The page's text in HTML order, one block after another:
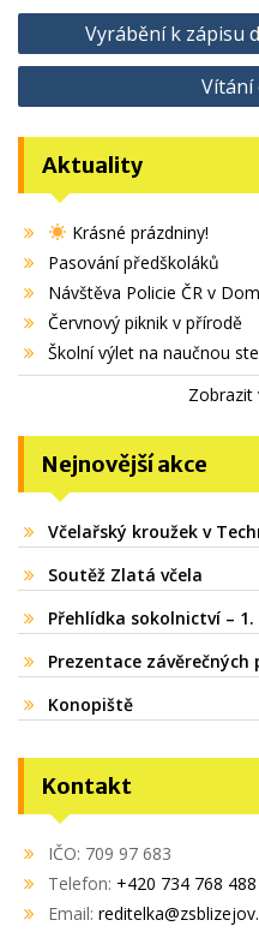
Navigace
pro
Vyrábění k zápisu
Vítání
Aktuality
Krásné prázdniny!
Pasování předškoláků
Návštěva Policie ČR v
Červnový piknik v přírodě
Školní výlet na naučnou
Zobrazit
Nejnovější akce
Včelařský kroužek v
Soutěž Zlatá včela
Přehlídka sokolnictví –
Prezentace závěrečných
Konopiště
Kontakt
IČO: 709 97 683
Telefon: +420 734 768 488
Email: